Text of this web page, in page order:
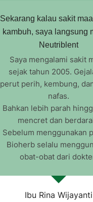
Ibu Rina Wijayanti
Sekarang kalau sakit
kambuh, saya langsung
Neutriblent
Saya mengalami sakit
sejak tahun 2005.
perut perih, kembung,
nafas.
Bahkan lebih parah
mencret dan
Sebelum menggunakan
Bioherb selalu
obat-obat dari